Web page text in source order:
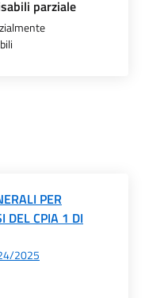
parziale
PER
DEL CPIA 1 DI
2025